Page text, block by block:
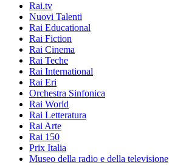
Rai.tv
Nuovi Talenti
Rai Educational
Rai Fiction
Rai Cinema
Rai Teche
Rai International
Rai Eri
Orchestra Sinfonica
Rai World
Rai Letteratura
Rai Arte
Rai 150
Prix Italia
Museo della radio e della televisione